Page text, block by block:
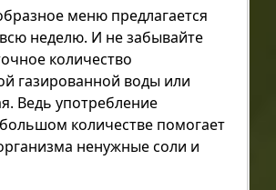
меню предлагается
неделю. И не забывайте
количество
газированной воды или
Ведь употребление
количестве помогает
ненужные соли и